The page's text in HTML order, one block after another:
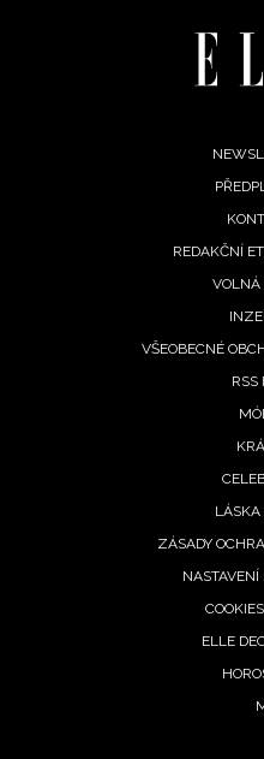
REDAKČNÍ
VOLNÁ
VŠEOBECNÉ
RSS
LÁSKA
ZÁSADY
NASTAVENÍ
ELLE